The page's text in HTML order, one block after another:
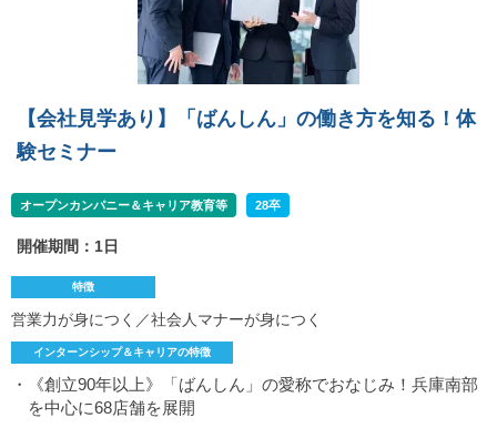
【会社見学あり】「ばんしん」の働き方を知る！体
験セミナー
オープンカンパニー＆キャリア教育等 28卒
開催期間：1日
特徴
営業力が身につく／社会人マナーが身につく
インターンシップ＆キャリアの特徴
・《創立90年以上》「ばんしん」の愛称でおなじみ！兵庫南部
を中心に68店舗を展開